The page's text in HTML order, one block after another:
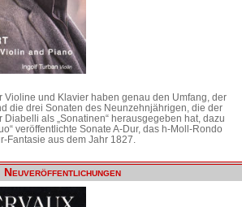
Violine und Klavier haben genau den Umfang, der
die drei Sonaten des Neunzehnjährigen, die der
Diabelli als „Sonatinen“ herausgegeben hat, dazu
veröffentlichte Sonate A-Dur, das h-Moll-Rondo
Fantasie aus dem Jahr 1827.
Neuveröffentlichungen